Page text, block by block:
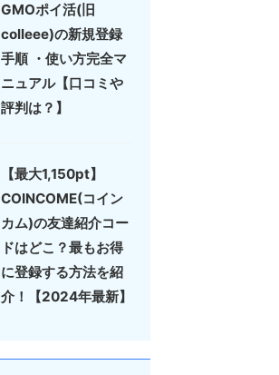
GMOポイ活(旧
colleee)の新規登録
手順 ・使い方完全マ
ニュアル【口コミや
評判は？】
【最大1,150pt】
COINCOME(コイン
カム)の友達紹介コー
ドはどこ？最もお得
に登録する方法を紹
介！【2024年最新】